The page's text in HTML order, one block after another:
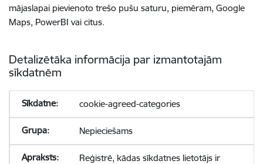
mājaslapai pievienoto trešo pušu saturu, piemēram, Google
Maps, PowerBI vai citus.
Detalizētāka informācija par izmantotajām
sīkdatnēm
cookie-agreed-categories
Nepieciešams
Reģistrē, kādas sīkdatnes lietotājs ir